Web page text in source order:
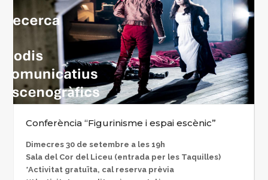
Conferència “Figurinisme i espai escènic”
Dimecres 30 de setembre a les 19h
Sala del Cor del Liceu (entrada per les Taquilles)
*Activitat gratuïta, cal reserva prèvia